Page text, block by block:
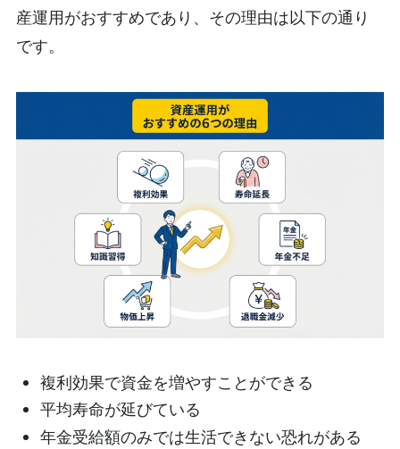
産運用がおすすめであり、その理由は以下の通り
です。
複利効果で資金を増やすことができる
平均寿命が延びている
年金受給額のみでは生活できない恐れがある